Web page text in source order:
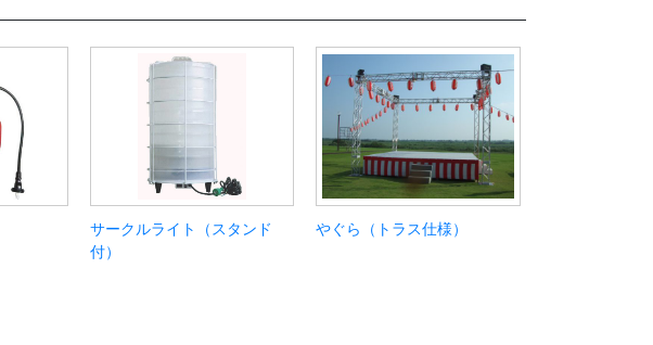
サークルライト（スタンド
付）
やぐら（トラス仕様）